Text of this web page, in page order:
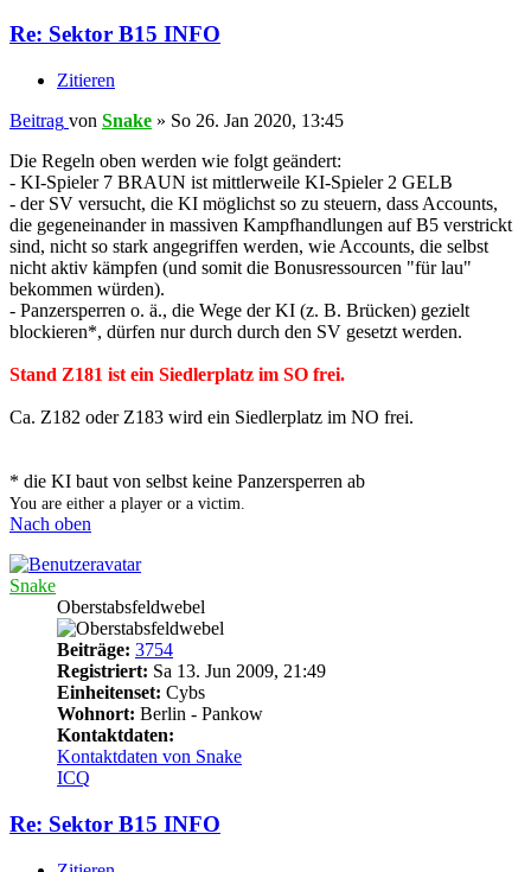
Re: Sektor B15 INFO
Zitieren
Beitrag von Snake » So 26. Jan 2020, 13:45
Die Regeln oben werden wie folgt geändert:
- KI-Spieler 7 BRAUN ist mittlerweile KI-Spieler 2 GELB
- der SV versucht, die KI möglichst so zu steuern, dass Accounts,
die gegeneinander in massiven Kampfhandlungen auf B5 verstrickt
sind, nicht so stark angegriffen werden, wie Accounts, die selbst
nicht aktiv kämpfen (und somit die Bonusressourcen "für lau"
bekommen würden).
- Panzersperren o. ä., die Wege der KI (z. B. Brücken) gezielt
blockieren*, dürfen nur durch durch den SV gesetzt werden.
Stand Z181 ist ein Siedlerplatz im SO frei.
Ca. Z182 oder Z183 wird ein Siedlerplatz im NO frei.
* die KI baut von selbst keine Panzersperren ab
You are either a player or a victim.
Nach oben
Snake
Oberstabsfeldwebel
Beiträge: 3754
Registriert: Sa 13. Jun 2009, 21:49
Einheitenset: Cybs
Wohnort: Berlin - Pankow
Kontaktdaten:
Kontaktdaten von Snake
ICQ
Re: Sektor B15 INFO